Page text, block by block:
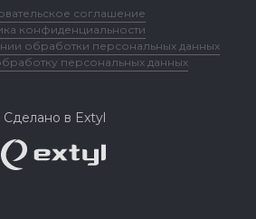
соглашение
конфиденциальности
обработки персональных данных
персональных данных
Сделано в Extyl